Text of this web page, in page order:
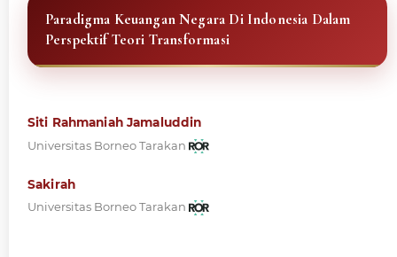
Paradigma Keuangan Negara Di Indonesia Dalam
Perspektif Teori Transformasi
Siti Rahmaniah Jamaluddin
Universitas Borneo Tarakan
Sakirah
Universitas Borneo Tarakan